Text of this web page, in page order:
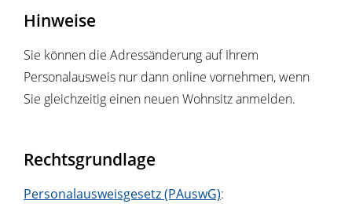
Hinweise
Sie können die Adressänderung auf Ihrem
Personalausweis nur dann online vornehmen, wenn
Sie gleichzeitig einen neuen Wohnsitz anmelden.
Rechtsgrundlage
Personalausweisgesetz (PAuswG):